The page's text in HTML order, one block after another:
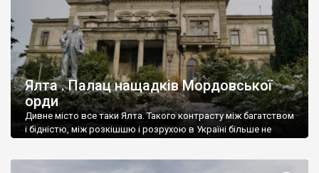
Ялта . Палац нащадків Мордовської
орди
Дивне місто все таки Ялта. Такого контрасту між багатством
і бідністю, між розкішшю і розрухою в Україні більше не